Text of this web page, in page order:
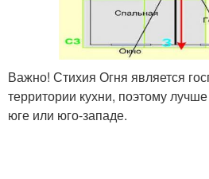
Важно! Стихия Огня является
территории кухни, поэтому
юге или юго-западе.